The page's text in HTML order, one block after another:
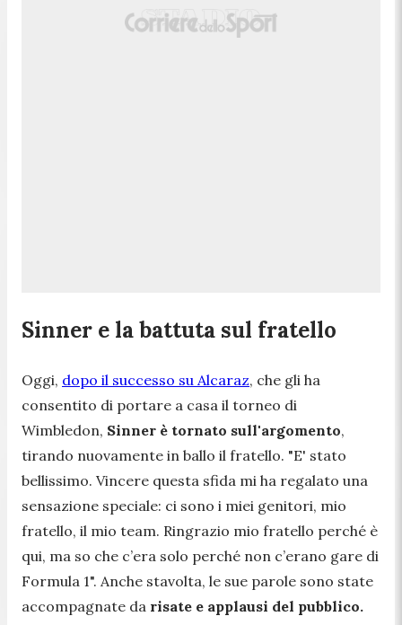
Sinner e la battuta sul fratello
Oggi, dopo il successo su Alcaraz, che gli ha
consentito di portare a casa il torneo di
Wimbledon, Sinner è tornato sull'argomento,
tirando nuovamente in ballo il fratello. "E' stato
bellissimo. Vincere questa sfida mi ha regalato una
sensazione speciale: ci sono i miei genitori, mio
fratello, il mio team. Ringrazio mio fratello perché è
qui, ma so che c’era solo perché non c’erano gare di
Formula 1". Anche stavolta, le sue parole sono state
accompagnate da risate e applausi del pubblico.